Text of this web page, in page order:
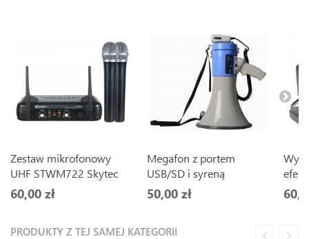
Zestaw mikrofonowy
UHF STWM722 Skytec
60,00 zł
Megafon z portem
USB/SD i syreną
50,00 zł
PRODUKTY Z TEJ SAMEJ KATEGORII